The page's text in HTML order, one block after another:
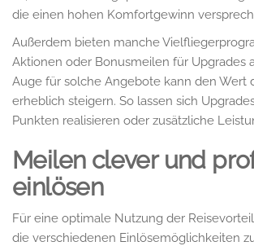
die einen hohen Komfortgewinn
Außerdem bieten manche
Aktionen oder Bonusmeilen für Upgrades
Auge für solche Angebote kann den Wert
erheblich steigern. So lassen sich
Punkten realisieren oder zusätzliche
Meilen clever und
einlösen
Für eine optimale Nutzung der
die verschiedenen Einlösemöglichkeiten